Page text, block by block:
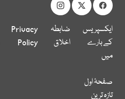
ایکسپریس
کے بارے
میں
ضابطہ
اخلاق
Privacy
Policy
صفحۂ اول
تازہ ترین